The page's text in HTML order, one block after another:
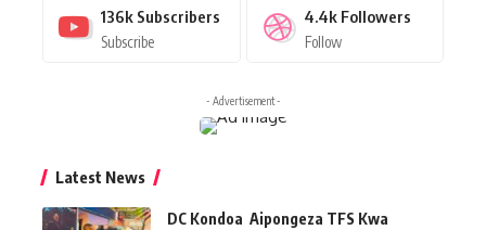
136k Subscribers
Subscribe
4.4k Followers
Follow
- Advertisement -
Latest News
DC Kondoa Aipongeza TFS Kwa